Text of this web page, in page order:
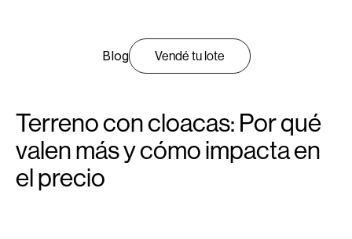
Blog Vendé tu lote
Terreno con cloacas: Por qué
valen más y cómo impacta en
el precio